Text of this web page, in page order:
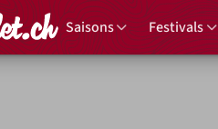
Saisons Festivals